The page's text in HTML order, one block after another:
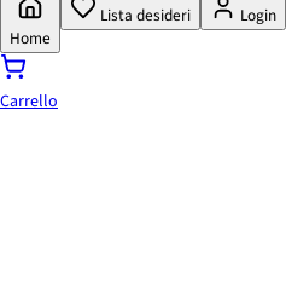
Home
Lista desideri Login
Carrello